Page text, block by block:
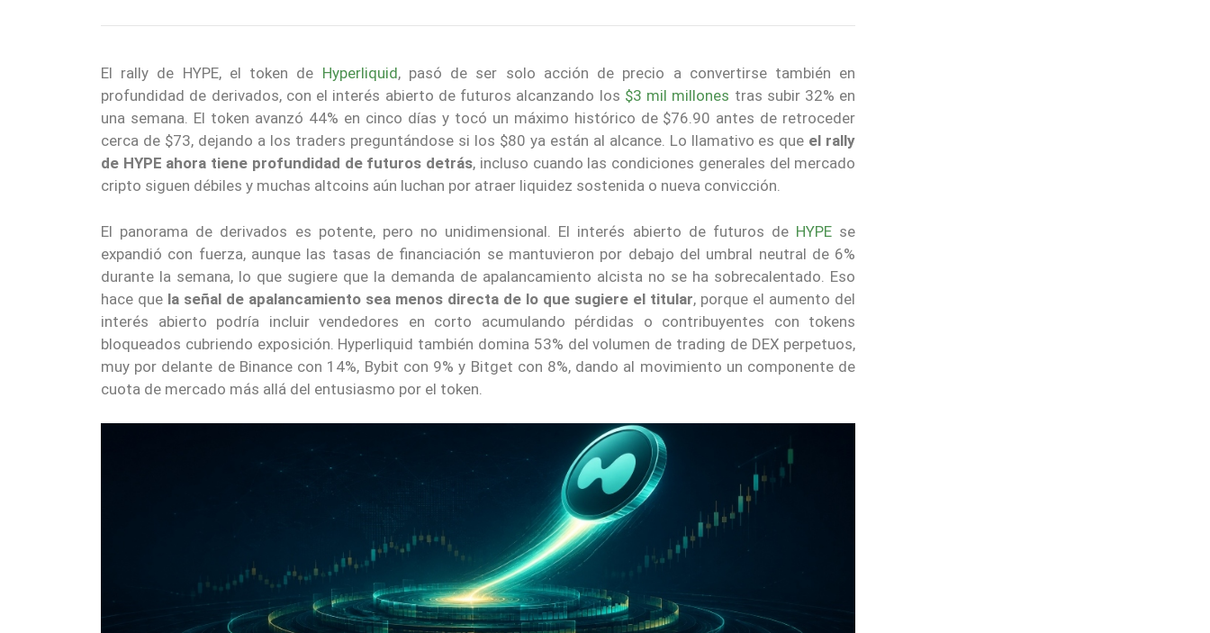
El rally de HYPE, el token de Hyperliquid, pasó de ser solo acción de precio a convertirse también en
profundidad de derivados, con el interés abierto de futuros alcanzando los $3 mil millones tras subir 32% en
una semana. El token avanzó 44% en cinco días y tocó un máximo histórico de $76.90 antes de retroceder
cerca de $73, dejando a los traders preguntándose si los $80 ya están al alcance. Lo llamativo es que el rally
de HYPE ahora tiene profundidad de futuros detrás, incluso cuando las condiciones generales del mercado
cripto siguen débiles y muchas altcoins aún luchan por atraer liquidez sostenida o nueva convicción.
El panorama de derivados es potente, pero no unidimensional. El interés abierto de futuros de HYPE se
expandió con fuerza, aunque las tasas de financiación se mantuvieron por debajo del umbral neutral de 6%
durante la semana, lo que sugiere que la demanda de apalancamiento alcista no se ha sobrecalentado. Eso
hace que la señal de apalancamiento sea menos directa de lo que sugiere el titular, porque el aumento del
interés abierto podría incluir vendedores en corto acumulando pérdidas o contribuyentes con tokens
bloqueados cubriendo exposición. Hyperliquid también domina 53% del volumen de trading de DEX perpetuos,
muy por delante de Binance con 14%, Bybit con 9% y Bitget con 8%, dando al movimiento un componente de
cuota de mercado más allá del entusiasmo por el token.